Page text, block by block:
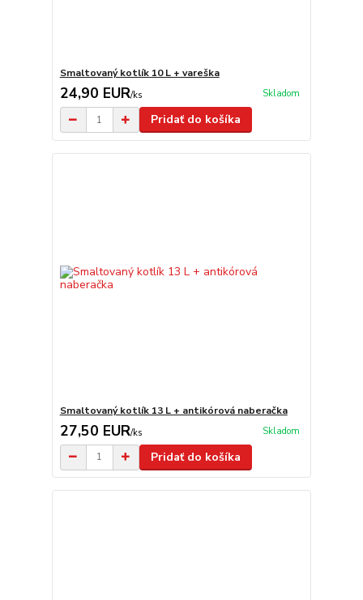
Smaltovaný kotlík 10 L + vareška
24,90 EUR/ks Skladom
Pridať do košíka
Smaltovaný kotlík 13 L + antikórová naberačka
27,50 EUR/ks Skladom
Pridať do košíka